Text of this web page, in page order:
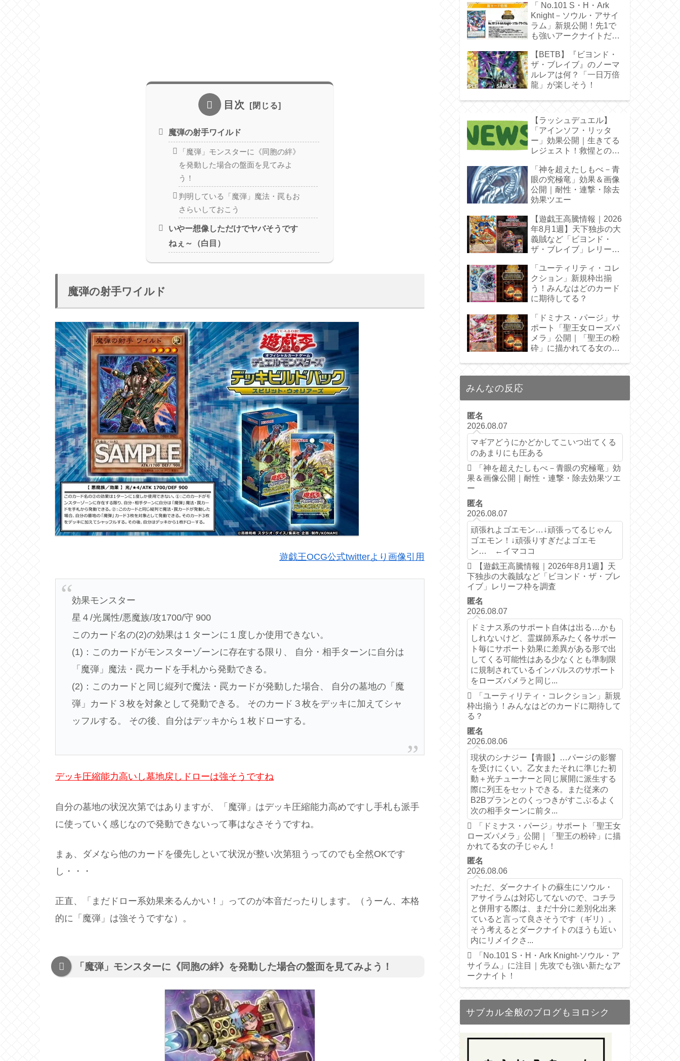
目次
魔弾の射手ワイルド
「魔弾」モンスターに《同胞の絆》
を発動した場合の盤面を見てみよ
う！
判明している「魔弾」魔法・罠もお
さらいしておこう
いやー想像しただけでヤバそうです
ねぇ～（白目）
魔弾の射手ワイルド
遊戯王OCG公式twitterより画像引用
効果モンスター
星４/光属性/悪魔族/攻1700/守 900
このカード名の(2)の効果は１ターンに１度しか使用できない。
(1)：このカードがモンスターゾーンに存在する限り、 自分・相手ターンに自分は
「魔弾」魔法・罠カードを手札から発動できる。
(2)：このカードと同じ縦列で魔法・罠カードが発動した場合、 自分の墓地の「魔
弾」カード３枚を対象として発動できる。 そのカード３枚をデッキに加えてシャ
ッフルする。 その後、自分はデッキから１枚ドローする。
デッキ圧縮能力高いし墓地戻しドローは強そうですね
自分の墓地の状況次第ではありますが、「魔弾」はデッキ圧縮能力高めですし手札も派手
に使っていく感じなので発動できないって事はなさそうですね。
まぁ、ダメなら他のカードを優先しといて状況が整い次第狙うってのでも全然OKです
し・・・
正直、「まだドロー系効果来るんかい！」ってのが本音だったりします。（うーん、本格
的に「魔弾」は強そうですな）。
「魔弾」モンスターに《同胞の絆》を発動した場合の盤面を見てみよう！
「 No.101 S・H・Ark
Knight－ソウル・アサイ
ラム」新規公開！先1で
も強いアークナイトだ
【BETB】『ビヨンド・
ザ・ブレイブ』のノーマ
ルレアは何？「一日万倍
龍」が楽しそう！
【ラッシュデュエル】
「アインソフ・リッタ
ー」効果公開｜生きてる
レジェスト！救惺との相
「神を超えたしもべ－青
眼の究極竜」効果＆画像
公開｜耐性・連撃・除去
効果ツエー
【遊戯王高騰情報｜2026
年8月1週】天下独歩の大
義賊など「ビヨンド・
ザ・ブレイブ」レリーフ
「ユーティリティ・コレ
クション」新規枠出揃
う！みんなはどのカード
に期待してる？
「ドミナス・パージ」サ
ポート「聖王女ローズパ
メラ」公開｜「聖王の粉
砕」に描かれてる女の子
みんなの反応
匿名
2026.08.07
マギアどうにかどかしてこいつ出てくる
のあまりにも圧ある
「神を超えたしもべ－青眼の究極竜」効
果＆画像公開｜耐性・連撃・除去効果ツエ
ー
匿名
2026.08.07
頑張れよゴエモン…↓頑張ってるじゃん
ゴエモン！↓頑張りすぎだよゴエモ
ン… ←イマココ
【遊戯王高騰情報｜2026年8月1週】天
下独歩の大義賊など「ビヨンド・ザ・ブレ
イブ」レリーフ枠を調査
匿名
2026.08.07
ドミナス系のサポート自体は出る…かも
しれないけど、霊媒師系みたく各サポー
ト毎にサポート効果に差異がある形で出
してくる可能性はある少なくとも準制限
に規制されているインパルスのサポート
をローズパメラと同じ...
「ユーティリティ・コレクション」新規
枠出揃う！みんなはどのカードに期待して
る？
匿名
2026.08.06
現状のシナジー【青眼】…パージの影響
を受けにくい。乙女またそれに準じた初
動＋光チューナーと同じ展開に派生する
際に列王をセットできる。また従来の
B2Bプランとのくっつきがすこぶるよく
次の相手ターンに前タ...
「ドミナス・パージ」サポート「聖王女
ローズパメラ」公開｜「聖王の粉砕」に描
かれてる女の子じゃん！
匿名
2026.08.06
>ただ、ダークナイトの蘇生にソウル・
アサイラムは対応してないので、コチラ
と併用する際は、まだ十分に差別化出来
ていると言って良さそうです（ギリ）。
そう考えるとダークナイトのほうも近い
内にリメイクさ...
「No.101 S・H・Ark Knight-ソウル・ア
サイラム」に注目｜先攻でも強い新たなア
ークナイト！
サブカル全般のブログもヨロシク